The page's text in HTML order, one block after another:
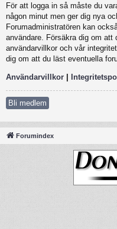
För att logga in så måste du
någon minut men ger dig nya
Forumadministratören kan
användare. Försäkra dig om
användarvillkor och vår
dig om att du läst eventuella
Användarvillkor |
Bli medlem
Forumindex